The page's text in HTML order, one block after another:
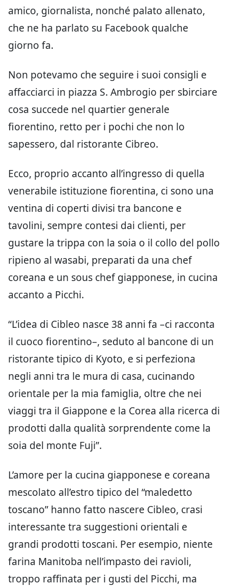
amico, giornalista, nonché palato allenato,
che ne ha parlato su Facebook qualche
giorno fa.
Non potevamo che seguire i suoi consigli e
affacciarci in piazza S. Ambrogio per sbirciare
cosa succede nel quartier generale
fiorentino, retto per i pochi che non lo
sapessero, dal ristorante Cibreo.
Ecco, proprio accanto all’ingresso di quella
venerabile istituzione fiorentina, ci sono una
ventina di coperti divisi tra bancone e
tavolini, sempre contesi dai clienti, per
gustare la trippa con la soia o il collo del pollo
ripieno al wasabi, preparati da una chef
coreana e un sous chef giapponese, in cucina
accanto a Picchi.
“L’idea di Cibleo nasce 38 anni fa –ci racconta
il cuoco fiorentino–, seduto al bancone di un
ristorante tipico di Kyoto, e si perfeziona
negli anni tra le mura di casa, cucinando
orientale per la mia famiglia, oltre che nei
viaggi tra il Giappone e la Corea alla ricerca di
prodotti dalla qualità sorprendente come la
soia del monte Fuji”.
L’amore per la cucina giapponese e coreana
mescolato all’estro tipico del “maledetto
toscano” hanno fatto nascere Cibleo, crasi
interessante tra suggestioni orientali e
grandi prodotti toscani. Per esempio, niente
farina Manitoba nell’impasto dei ravioli,
troppo raffinata per i gusti del Picchi, ma